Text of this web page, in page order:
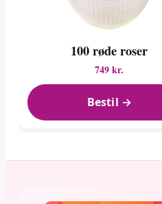
100 røde roser
749 kr.
Bestil →